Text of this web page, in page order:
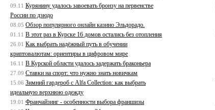
09.11 Курянину удалось завоевать бронзу на первенстве
России по дзюдо
08.05 Обзор популярного онлайн казино Эльдорадо.
01.11 В этот раз в Курске 16 домов остались без отопления
26.01 Как выбрать надёжный путь в обучении
криптовалютам: ориентиры в цифровом мире
16.11 В Курской области удалось задержать браконьера
27.09 Ставки на спорт: что нужно знать новичкам
15.06 Зимний гардероб с Alfa Collection: как выбрать
идеальную верхнюю одежду
19.01 Франчайзинг - особенности выбора франшизы